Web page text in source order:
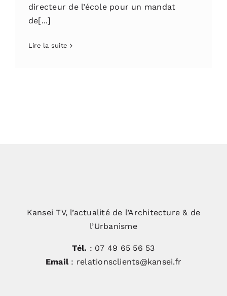
directeur de l’école pour un mandat
de[...]
Lire la suite
Kansei TV, l’actualité de l’Architecture & de
l’Urbanisme
Tél. : 07 49 65 56 53
Email: relationsclients@kansei.fr